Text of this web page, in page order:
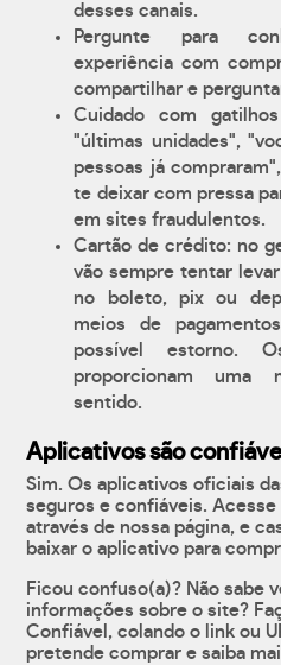
desses canais.
Pergunte para
experiência com
compartilhar e
Cuidado com
"últimas unidades",
pessoas já
te deixar com pressa
em sites fraudulentos.
Cartão de crédito: no
vão sempre tentar
no boleto, pix ou
meios de
possível estorno.
proporcionam uma
sentido.
Aplicativos são
Sim. Os aplicativos oficiais
seguros e confiáveis.
através de nossa página, e
baixar o aplicativo para
Ficou confuso(a)? Não sabe
informações sobre o site?
Confiável, colando o link ou
pretende comprar e saiba